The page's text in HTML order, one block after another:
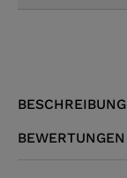
BESCHREIBUNG
BEWERTUNGEN